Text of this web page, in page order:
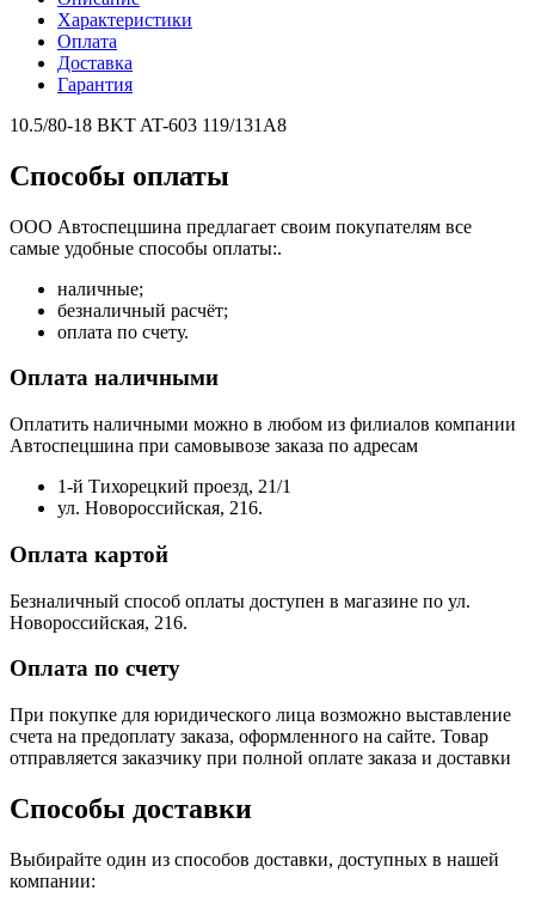
Характеристики
Оплата
Доставка
Гарантия
10.5/80-18 BKT AT-603 119/131A8
Способы оплаты
ООО Автоспецшина предлагает своим покупателям все
самые удобные способы оплаты:.
наличные;
безналичный расчёт;
оплата по счету.
Оплата наличными
Оплатить наличными можно в любом из филиалов компании
Автоспецшина при самовывозе заказа по адресам
1-й Тихорецкий проезд, 21/1
ул. Новороссийская, 216.
Оплата картой
Безналичный способ оплаты доступен в магазине по ул.
Новороссийская, 216.
Оплата по счету
При покупке для юридического лица возможно выставление
счета на предоплату заказа, оформленного на сайте. Товар
отправляется заказчику при полной оплате заказа и доставки
Способы доставки
Выбирайте один из способов доставки, доступных в нашей
компании: